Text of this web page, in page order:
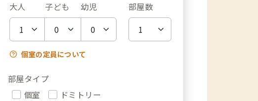
大人 子ども 幼児 部屋数
個室の定員について
部屋タイプ
個室
ドミトリー